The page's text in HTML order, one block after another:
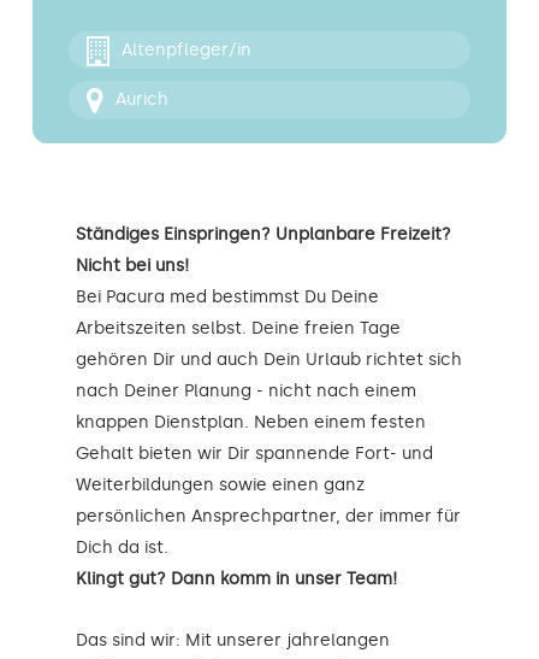
Altenpfleger/in
Aurich
Ständiges Einspringen? Unplanbare Freizeit?
Nicht bei uns!
Bei Pacura med bestimmst Du Deine
Arbeitszeiten selbst. Deine freien Tage
gehören Dir und auch Dein Urlaub richtet sich
nach Deiner Planung - nicht nach einem
knappen Dienstplan. Neben einem festen
Gehalt bieten wir Dir spannende Fort- und
Weiterbildungen sowie einen ganz
persönlichen Ansprechpartner, der immer für
Dich da ist.
Klingt gut? Dann komm in unser Team!
Das sind wir: Mit unserer jahrelangen